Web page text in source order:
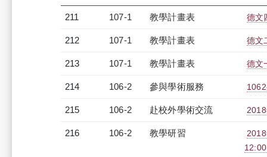
211 107-1 教學計畫表 德文
212 107-1 教學計畫表 德文
213 107-1 教學計畫表 德文
214 106-2 參與學術服務
215 106-2 赴校外學術交流
216 106-2 教學研習